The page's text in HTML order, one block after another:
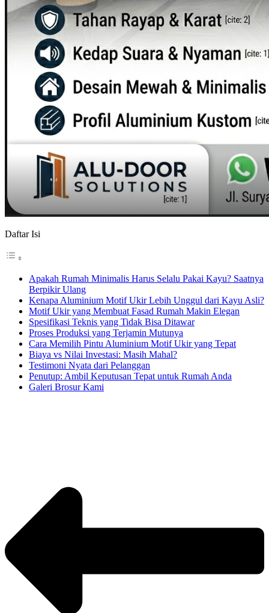
Daftar Isi
Apakah Rumah Minimalis Harus Selalu Pakai Kayu? Saatnya
Berpikir Ulang
Kenapa Aluminium Motif Ukir Lebih Unggul dari Kayu Asli?
Motif Ukir yang Membuat Fasad Rumah Makin Elegan
Spesifikasi Teknis yang Tidak Bisa Ditawar
Proses Produksi yang Terjamin Mutunya
Cara Memilih Pintu Aluminium Motif Ukir yang Tepat
Biaya vs Nilai Investasi: Masih Mahal?
Testimoni Nyata dari Pelanggan
Penutup: Ambil Keputusan Tepat untuk Rumah Anda
Galeri Brosur Kami